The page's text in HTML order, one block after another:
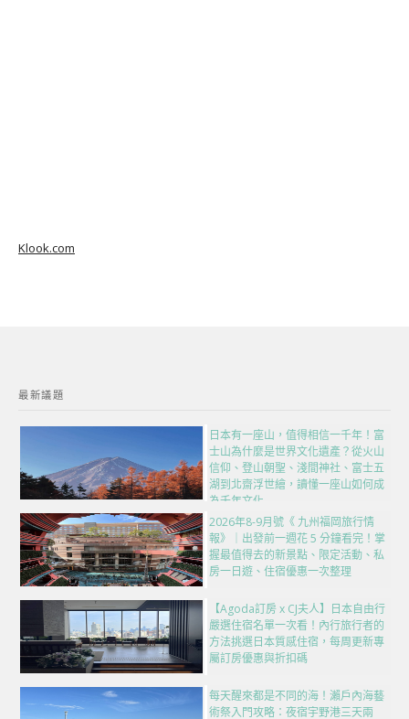
Klook.com
最新議題
日本有一座山，值得相信一千年！富
士山為什麼是世界文化遺產？從火山
信仰、登山朝聖、淺間神社、富士五
湖到北齋浮世繪，讀懂一座山如何成
為千年文化
2026年8-9月號《 九州福岡旅行情
報》｜出發前一週花 5 分鐘看完！掌
握最值得去的新景點、限定活動、私
房一日遊、住宿優惠一次整理
【Agoda訂房 x CJ夫人】日本自由行
嚴選住宿名單一次看！內行旅行者的
方法挑選日本質感住宿，每周更新專
屬訂房優惠與折扣碼
每天醒來都是不同的海！瀨戶內海藝
術祭入門攻略：夜宿宇野港三天兩